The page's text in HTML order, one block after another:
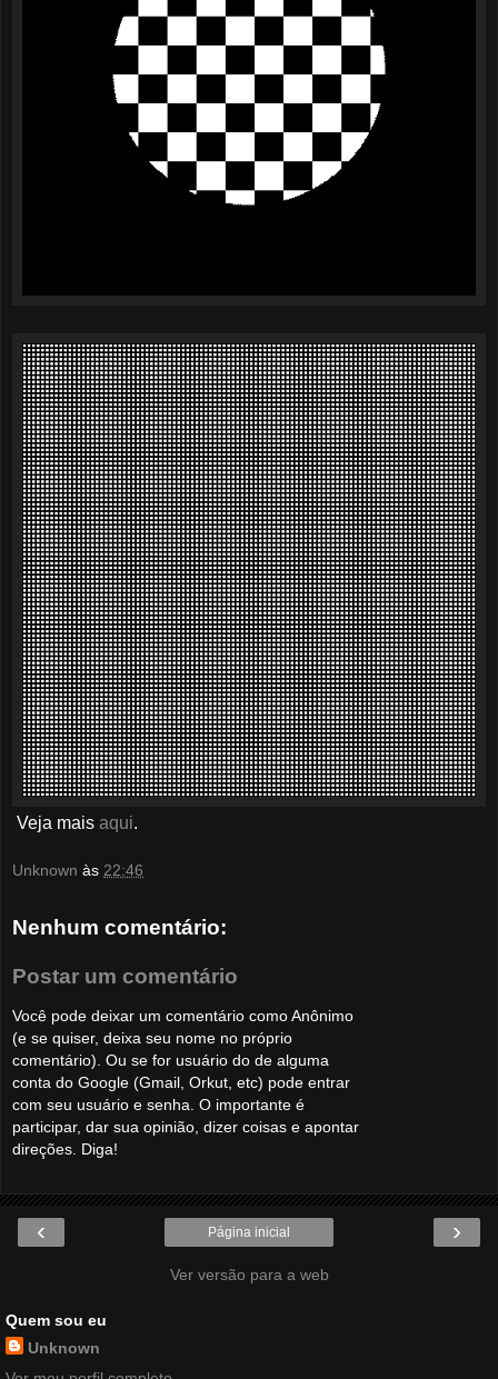
Veja mais aqui.
Unknown às 22:46
Nenhum comentário:
Postar um comentário
Você pode deixar um comentário como Anônimo
(e se quiser, deixa seu nome no próprio
comentário). Ou se for usuário do de alguma
conta do Google (Gmail, Orkut, etc) pode entrar
com seu usuário e senha. O importante é
participar, dar sua opinião, dizer coisas e apontar
direções. Diga!
‹ ›
Página inicial
Ver versão para a web
Quem sou eu
Unknown